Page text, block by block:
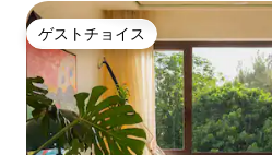
ゲストチョイス
ゲストチョイス